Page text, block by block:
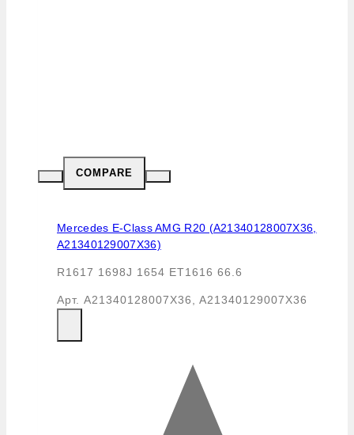
COMPARE
Mercedes E-Class AMG R20 (A21340128007X36,
A21340129007X36)
R1617 1698J 1654 ET1616 66.6
Арт. A21340128007X36, A21340129007X36